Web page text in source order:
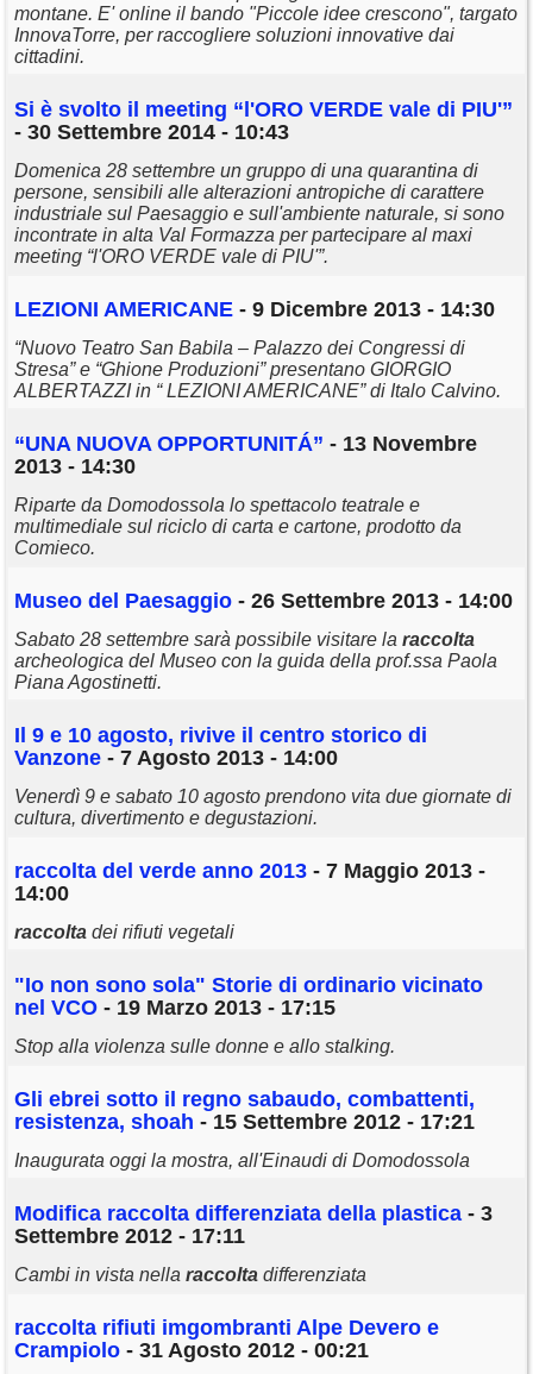
montane. E' online il bando "Piccole idee crescono", targato
InnovaTorre, per raccogliere soluzioni innovative dai
cittadini.
Si è svolto il meeting “l'ORO VERDE vale di PIU'”
- 30 Settembre 2014 - 10:43
Domenica 28 settembre un gruppo di una quarantina di
persone, sensibili alle alterazioni antropiche di carattere
industriale sul Paesaggio e sull'ambiente naturale, si sono
incontrate in alta Val Formazza per partecipare al maxi
meeting “l'ORO VERDE vale di PIU'”.
LEZIONI AMERICANE - 9 Dicembre 2013 - 14:30
“Nuovo Teatro San Babila – Palazzo dei Congressi di
Stresa” e “Ghione Produzioni” presentano GIORGIO
ALBERTAZZI in “ LEZIONI AMERICANE” di Italo Calvino.
“UNA NUOVA OPPORTUNITÁ” - 13 Novembre
2013 - 14:30
Riparte da Domodossola lo spettacolo teatrale e
multimediale sul riciclo di carta e cartone, prodotto da
Comieco.
Museo del Paesaggio - 26 Settembre 2013 - 14:00
Sabato 28 settembre sarà possibile visitare la raccolta
archeologica del Museo con la guida della prof.ssa Paola
Piana Agostinetti.
Il 9 e 10 agosto, rivive il centro storico di
Vanzone - 7 Agosto 2013 - 14:00
Venerdì 9 e sabato 10 agosto prendono vita due giornate di
cultura, divertimento e degustazioni.
raccolta del verde anno 2013 - 7 Maggio 2013 -
14:00
raccolta dei rifiuti vegetali
"Io non sono sola" Storie di ordinario vicinato
nel VCO - 19 Marzo 2013 - 17:15
Stop alla violenza sulle donne e allo stalking.
Gli ebrei sotto il regno sabaudo, combattenti,
resistenza, shoah - 15 Settembre 2012 - 17:21
Inaugurata oggi la mostra, all'Einaudi di Domodossola
Modifica raccolta differenziata della plastica - 3
Settembre 2012 - 17:11
Cambi in vista nella raccolta differenziata
raccolta rifiuti imgombranti Alpe Devero e
Crampiolo - 31 Agosto 2012 - 00:21